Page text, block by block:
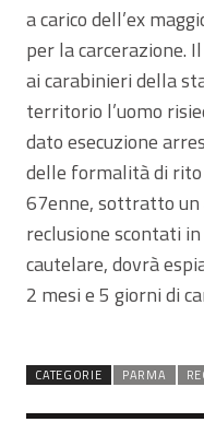
a carico dell’ex
per la carcerazione.
ai carabinieri della
territorio l’uomo
dato esecuzione
delle formalità di rito
67enne, sottratto un
reclusione scontati
cautelare, dovrà
2 mesi e 5 giorni di
CATEGORIE PARMA